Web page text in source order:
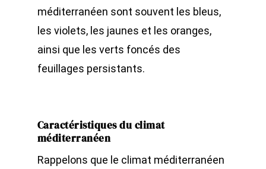
méditerranéen sont souvent les bleus,
les violets, les jaunes et les oranges,
ainsi que les verts foncés des
feuillages persistants.
Caractéristiques du climat
méditerranéen
Rappelons que le climat méditerranéen